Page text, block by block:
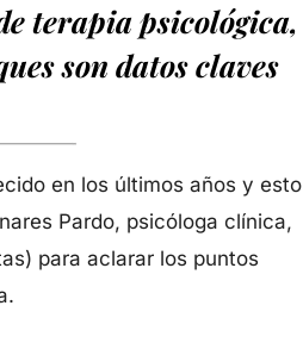
terapia psicológica,
son datos claves
en los últimos años y esto
Pardo, psicóloga clínica,
para aclarar los puntos